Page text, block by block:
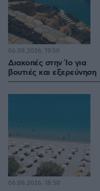
Διακοπές στην Ίο για
βουτιές και εξερεύνηση
06.08.2026, 19:50
06.08.2026, 18:50